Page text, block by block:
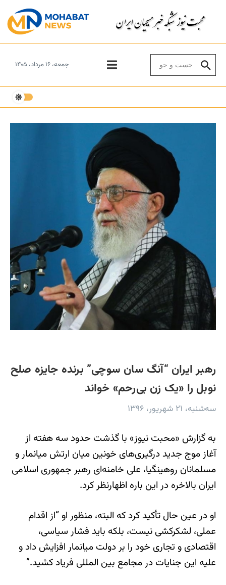
جمعه، ۱۶ مرداد، ۱۴۰۵
رهبر ایران “آنگ سان سوچی” برنده جایزه صلح
نوبل را «یک زن بی‌رحم» خواند
سه‌شنبه، ۲۱ شهریور، ۱۳۹۶
به گزارش «محبت نیوز» با گذشت حدود سه هفته از
آغاز موج جدید درگیری‌های خونین میان ارتش میانمار و
مسلمانان روهینگیا، علی خامنه‌ای رهبر جمهوری اسلامی
ایران بالاخره در این باره اظهارنظر کرد.
او در عین حال تأکید کرد که البته، منظور او “از اقدام
عملی، لشکرکشی نیست، بلکه باید فشار سیاسی،
اقتصادی و تجاری خود را بر دولت میانمار افزایش داد و
علیه این جنایات در مجامع بین المللی فریاد کشید.”